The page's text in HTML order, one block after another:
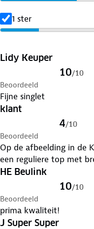
1 ster
Lidy Keuper
10/10
Beoordeeld
Fijne singlet
klant
4/10
Beoordeeld
Op de afbeelding in de
een reguliere top met
HE Beulink
10/10
Beoordeeld
prima kwaliteit!
J Super Super